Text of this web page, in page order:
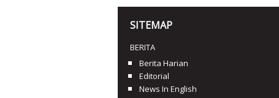
SITEMAP
BERITA
Berita Harian
Editorial
News In English